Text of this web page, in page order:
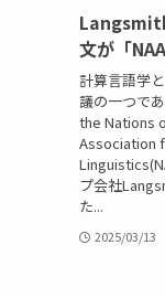
文が「
計算言語学
議の一つで
the Nations
Association
プ会社
た...
2025/03/13